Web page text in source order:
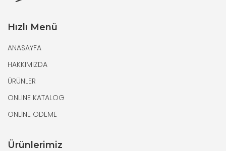
Hızlı Menü
ANASAYFA
HAKKIMIZDA
ÜRÜNLER
ONLINE KATALOG
ONLİNE ÖDEME
Ürünlerimiz